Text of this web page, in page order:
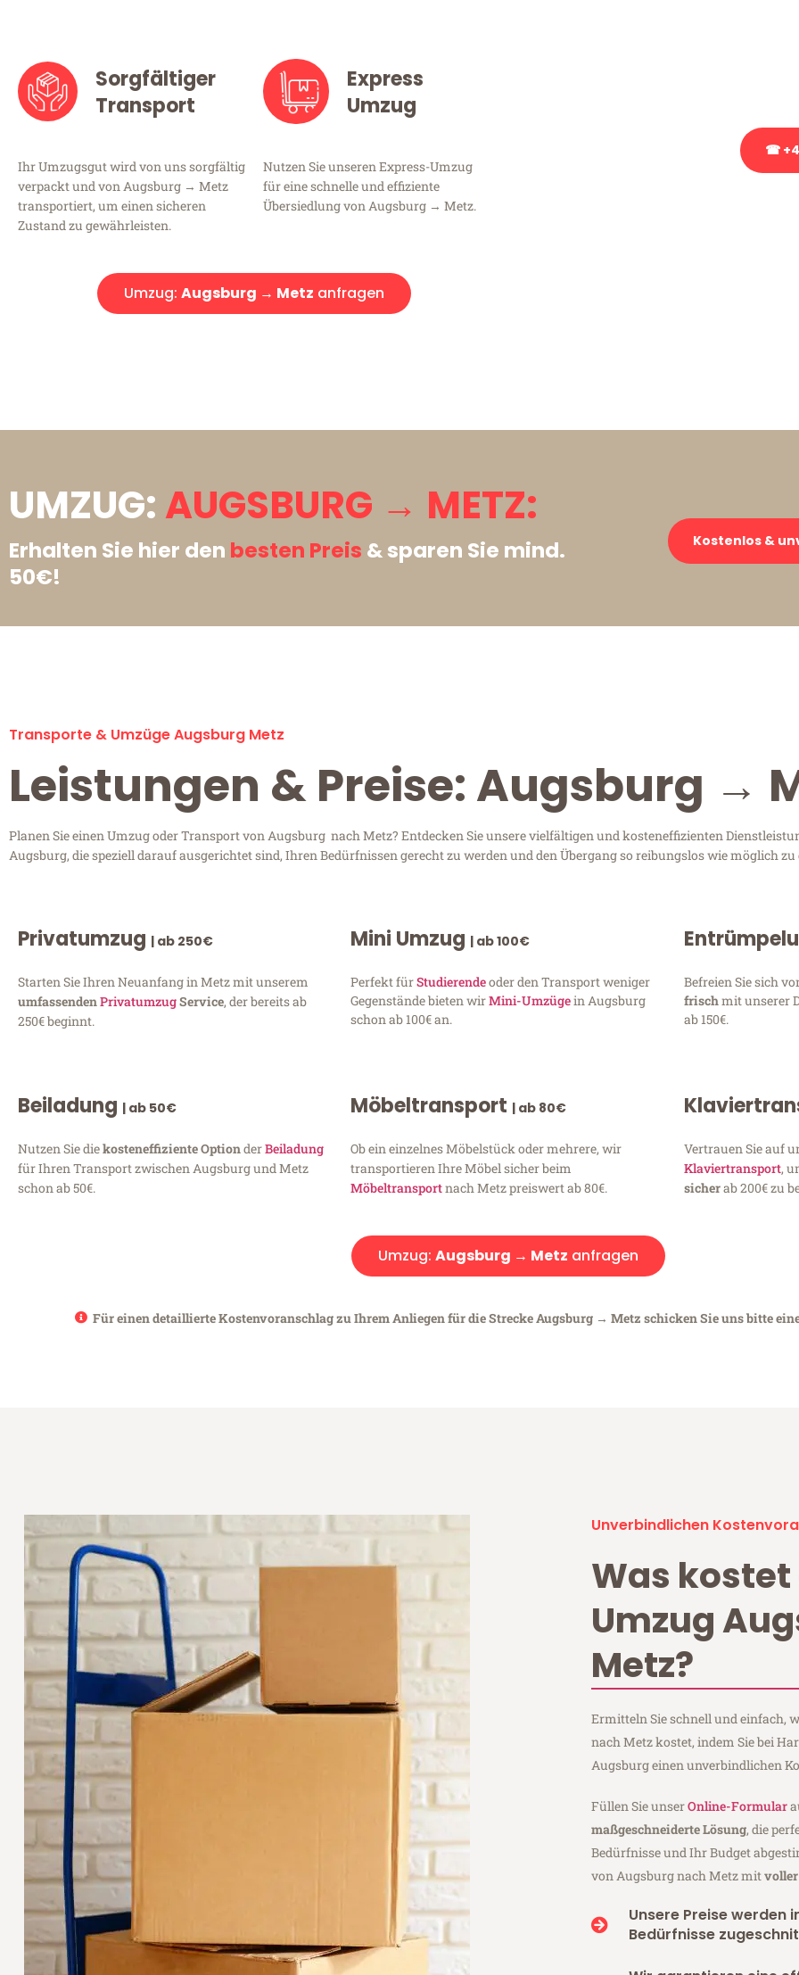
Sorgfältiger
Transport
Ihr Umzugsgut wird von uns sorgfältig
verpackt und von Augsburg → Metz
transportiert, um einen sicheren
Zustand zu gewährleisten.
Express
Umzug
Nutzen Sie unseren Express-Umzug
für eine schnelle und effiziente
Übersiedlung von Augsburg → Metz.
Umzug: Augsburg → Metz anfragen
☎
UMZUG: AUGSBURG → METZ:
Erhalten Sie hier den besten Preis & sparen Sie mind.
50€!
Kostenlos &
Transporte & Umzüge Augsburg Metz
Leistungen & Preise: Augsburg →
Planen Sie einen Umzug oder Transport von Augsburg nach Metz? Entdecken Sie unsere vielfältigen und kosteneffizienten
Augsburg, die speziell darauf ausgerichtet sind, Ihren Bedürfnissen gerecht zu werden und den Übergang so reibungslos wie möglich zu
Privatumzug | ab 250€
Starten Sie Ihren Neuanfang in Metz mit unserem
umfassendenPrivatumzugService, der bereits ab
250€ beginnt.
Mini Umzug | ab 100€
Perfekt fürStudierendeoder den Transport weniger
Gegenstände bieten wirMini-Umzügein Augsburg
schon ab 100€ an.
Befreien Sie sich
frischmit unserer
ab 150€.
Beiladung | ab 50€
Nutzen Sie diekosteneffiziente OptionderBeiladung
für Ihren Transport zwischen Augsburg und Metz
schon ab 50€.
Möbeltransport | ab 80€
Ob ein einzelnes Möbelstück oder mehrere, wir
transportieren Ihre Möbel sicher beim
Möbeltransportnach Metz preiswert ab 80€.
Vertrauen Sie auf
Klaviertransport,
sicherab 200€ zu
Umzug: Augsburg → Metz anfragen
Für einen detaillierte Kostenvoranschlag zu Ihrem Anliegen für die Strecke Augsburg → Metz schicken Sie uns bitte
Unverbindlichen
Was kostet
Umzug
Metz?
Ermitteln Sie schnell und einfach,
nach Metz kostet, indem Sie bei
Augsburg einen unverbindlichen
Füllen Sie unserOnline-Formular
maßgeschneiderte Lösung, die
Bedürfnisse und Ihr Budget
von Augsburg nach Metz mit
Unsere Preise werden
Bedürfnisse